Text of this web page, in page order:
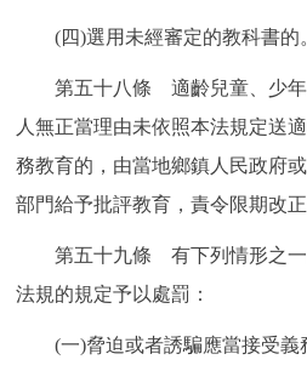
(四)選用未經審定的教科書的
第五十八條 適齡兒童、少年
人無正當理由未依照本法規定送
務教育的，由當地鄉鎮人民政府
部門給予批評教育，責令限期改正
第五十九條 有下列情形之一
法規的規定予以處罰：
(一)脅迫或者誘騙應當接受義